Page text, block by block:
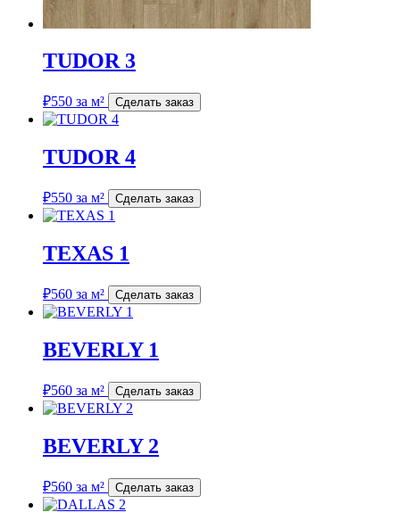
TUDOR 3
₽550 за м² Сделать заказ
TUDOR 4
₽550 за м² Сделать заказ
TEXAS 1
₽560 за м² Сделать заказ
BEVERLY 1
₽560 за м² Сделать заказ
BEVERLY 2
₽560 за м² Сделать заказ